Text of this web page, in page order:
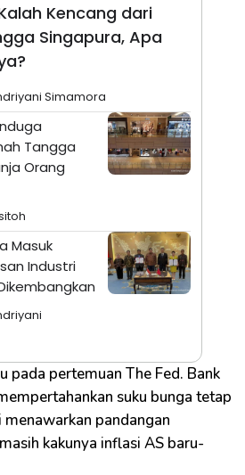
Kencang dari
Singapura, Apa
Simamora
Tangga
Orang
Masuk
Industri
pada pertemuan The Fed. Bank
suku bunga tetap
pandangan
kakunya inflasi AS baru-